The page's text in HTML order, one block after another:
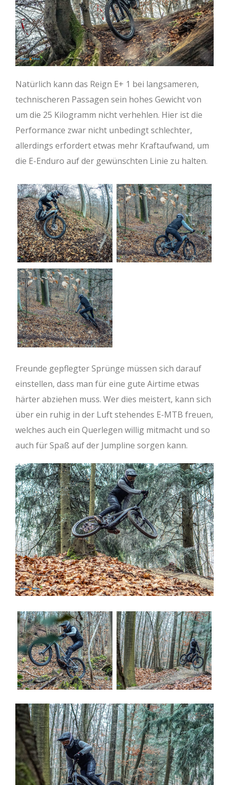
Natürlich kann das Reign E+ 1 bei langsameren,
technischeren Passagen sein hohes Gewicht von
um die 25 Kilogramm nicht verhehlen. Hier ist die
Performance zwar nicht unbedingt schlechter,
allerdings erfordert etwas mehr Kraftaufwand, um
die E-Enduro auf der gewünschten Linie zu halten.
Freunde gepflegter Sprünge müssen sich darauf
einstellen, dass man für eine gute Airtime etwas
härter abziehen muss. Wer dies meistert, kann sich
über ein ruhig in der Luft stehendes E-MTB freuen,
welches auch ein Querlegen willig mitmacht und so
auch für Spaß auf der Jumpline sorgen kann.